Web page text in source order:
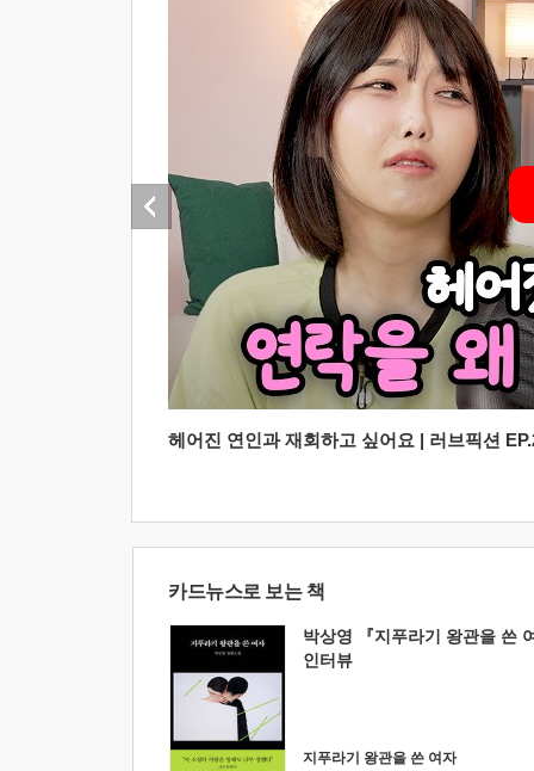
헤어진 연인과 재회하고 싶어요 | 러브픽션
카드뉴스로 보는 책
박상영 『지푸라기 왕관을 쓴
인터뷰
지푸라기 왕관을 쓴 여자